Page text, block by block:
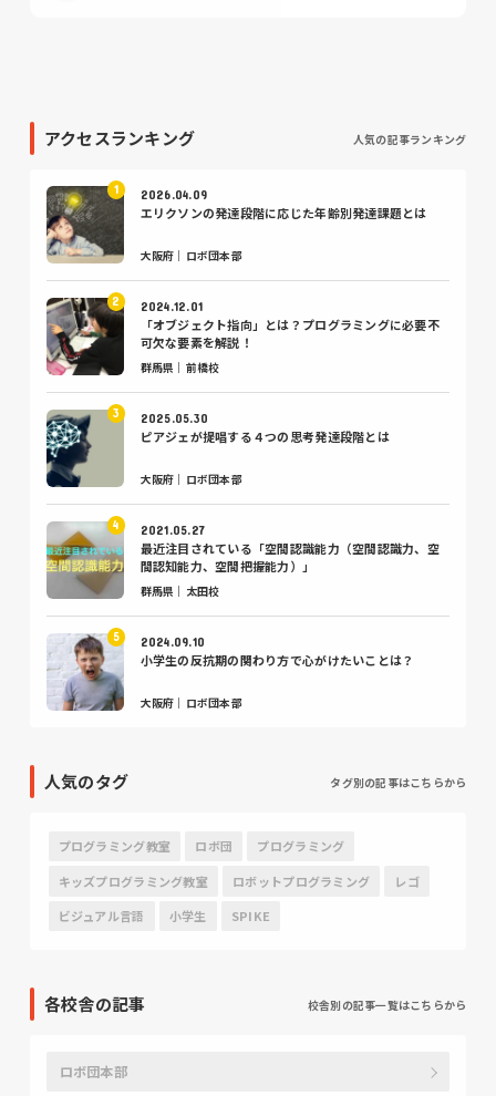
アクセスランキング 人気の記事ランキング
2026.04.09
エリクソンの発達段階に応じた年齢別発達課題とは
大阪府｜ロボ団本部
2024.12.01
「オブジェクト指向」とは？プログラミングに必要不
可欠な要素を解説！
群馬県｜前橋校
2025.05.30
ピアジェが提唱する４つの思考発達段階とは
大阪府｜ロボ団本部
2021.05.27
最近注目されている「空間認識能力（空間認識力、空
間認知能力、空間把握能力）」
群馬県｜太田校
2024.09.10
小学生の反抗期の関わり方で心がけたいことは？
大阪府｜ロボ団本部
人気のタグ タグ別の記事はこちらから
プログラミング教室 ロボ団
プログラミング
キッズプログラミング教室
ロボットプログラミング
レゴ
ビジュアル言語
小学生 SPIKE
各校舎の記事 校舎別の記事一覧はこちらから
ロボ団本部